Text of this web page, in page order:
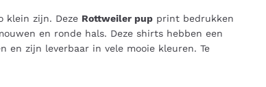
klein zijn. Deze Rottweiler pupprint bedrukken
en ronde hals. Deze shirts hebben een
en zijn leverbaar in vele mooie kleuren. Te